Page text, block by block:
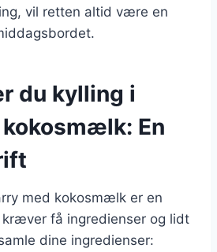
vil retten altid være en
du kylling i
En
med kokosmælk er en
kræver få ingredienser og lidt
dine ingredienser: